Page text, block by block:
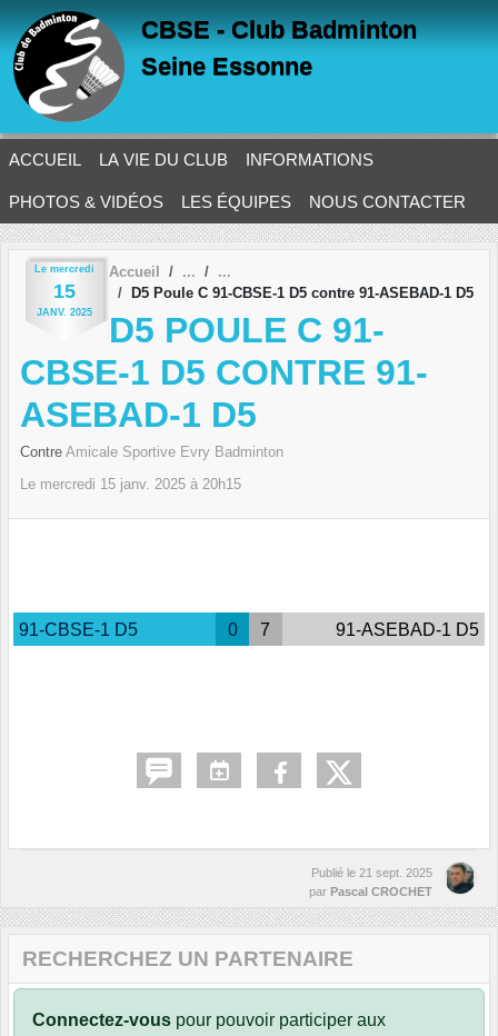
CBSE - Club Badminton
Seine Essonne
ACCUEIL LA VIE DU CLUB INFORMATIONS
PHOTOS & VIDÉOS LES ÉQUIPES NOUS CONTACTER
Le mercredi
15
JANV. 2025
Accueil
D5 Poule C 91-CBSE-1 D5 contre 91-ASEBAD-1 D5
D5 POULE C 91-
CBSE-1 D5 CONTRE 91-
ASEBAD-1 D5
Contre Amicale Sportive Evry Badminton
Le mercredi 15 janv. 2025 à 20h15
91-CBSE-1 D5 0 7 91-ASEBAD-1 D5
Publié le 21 sept. 2025
par Pascal CROCHET
RECHERCHEZ UN PARTENAIRE
Connectez-vous pour pouvoir participer aux
Panneau de gestion des cookies